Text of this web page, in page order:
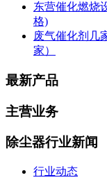
东营催化燃烧
格)
废气催化剂几
家）
最新产品
主营业务
除尘器行业新闻
行业动态